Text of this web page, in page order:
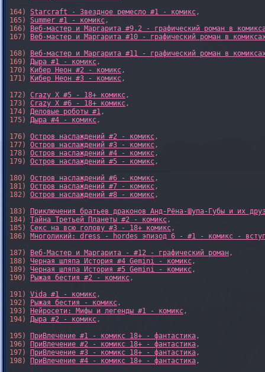
164) Starcraft - Звездное ремесло #1 - комикс,
165) Summer #1 - комикс,
166)
Веб-мастер и Маргарита #9.2 - графический роман в
167)
Веб-мастер и Маргарита #10 - графический роман в
168)
Веб-мастер и Маргарита #11 - графический роман в
169) Дыра #1 - комикс,
170)
Кибер Неон #2 - комикс,
171)
Кибер Неон #3 - комикс,
172) Crazy X #5 - 18+ комикс,
173) Crazy X #6 - 18+ комикс,
174) Деловые роботы #1,
175) Дыра #4 - комикс,
176) Остров наслаждений #2 - комикс,
177) Остров наслаждений #3 - комикс,
178) Остров наслаждений #4 - комикс,
179) Остров наслаждений #5 - комикс,
180) Остров наслаждений #6 - комикс,
181) Остров наслаждений #7 - комикс,
182) Остров наслаждений #8 - комикс,
183)
Приключения братьев драконов Анд-Рёна-Шупа-Губы и их
184) Тайна Третьей Планеты #2 - комикс,
185) Секс на всю голову #3 - 18+ комикс,
186) Многоликий: dress - hordes эпизод 6 - #1 - комикс -
187)
Веб-Мастер и Маргарита - #12 - графический роман,
188) Черная шляпа История #4 Gemini - комикс,
189) Черная шляпа История #5 Gemini - комикс,
190)
Рыжая бестия #2 - комикс,
191) Vida #1 - комикс,
192)
Рыжая бестия - комикс,
193)
Нейросети: Мифы и легенды #1 - комикс,
194) Дыра #2 - комикс,
195)
ПриВлечение #1 - комикс 18+ - фантастика,
196)
ПриВлечение #2 - комикс 18+ - фантастика,
197)
ПриВлечение #3 - комикс 18+ - фантастика,
198)
ПриВлечение #4 - комикс 18+ - фантастика,